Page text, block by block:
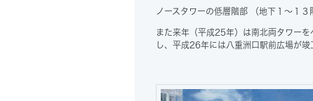
ノースタワーの低層階部 （地下１～１３
また来年（平成25年）は南北両タワー
し、平成26年には八重洲口駅前広場が竣